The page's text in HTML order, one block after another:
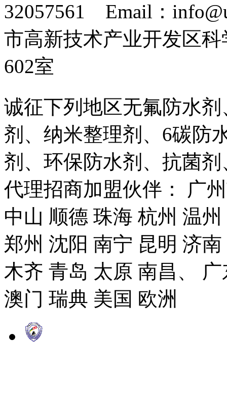
32057561 Email：
市高新技术产业开发区
602室
诚征下列地区无氟防水
剂、纳米整理剂、6碳防
剂、环保防水剂、抗菌
代理招商加盟伙伴： 广
中山 顺德 珠海 杭州 温
郑州 沈阳 南宁 昆明 济
木齐 青岛 太原 南昌、
澳门 瑞典 美国 欧洲